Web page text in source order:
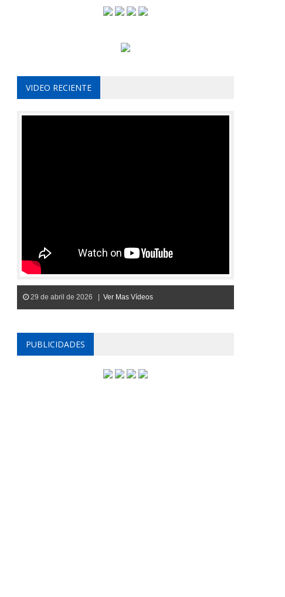
VIDEO RECIENTE
29 de abril de 2026 | Ver Mas Vídeos
PUBLICIDADES